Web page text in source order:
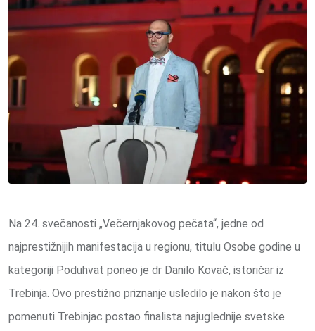
Na 24. svečanosti „Večernjakovog pečata“, jedne od
najprestižnijih manifestacija u regionu, titulu Osobe godine u
kategoriji Poduhvat poneo je dr Danilo Kovač, istoričar iz
Trebinja. Ovo prestižno priznanje usledilo je nakon što je
pomenuti Trebinjac postao finalista najuglednije svetske